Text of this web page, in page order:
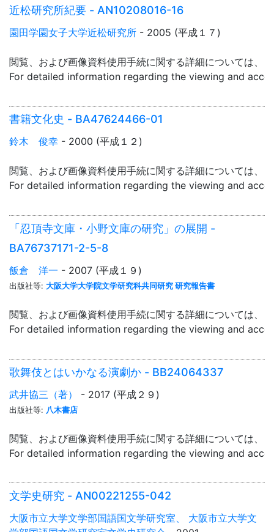
近松研究所紀要 - AN10208016-16
園田学園女子大学近松研究所 - 2005 (平成１７)
閲覧、および画像資料使用手続に関する詳細については、「
For detailed information regarding the viewing and
書籍文化史 - BA47624466-01
鈴木 俊幸 - 2000 (平成１２)
閲覧、および画像資料使用手続に関する詳細については、「
For detailed information regarding the viewing and
「忍頂寺文庫・小野文庫の研究」の展開 -
BA76737171-2-5-8
飯倉 洋一 - 2007 (平成１９)
出版社等: 大阪大学大学院文学研究科共同研究 研究報告書
閲覧、および画像資料使用手続に関する詳細については、「
For detailed information regarding the viewing and
歌舞伎とはいかなる演劇か - BB24064337
武井協三（著） - 2017 (平成２９)
出版社等: 八木書店
閲覧、および画像資料使用手続に関する詳細については、「
For detailed information regarding the viewing and
文学史研究 - AN00221255-042
大阪市立大学文学部国語国文学研究室、 大阪市立大学文